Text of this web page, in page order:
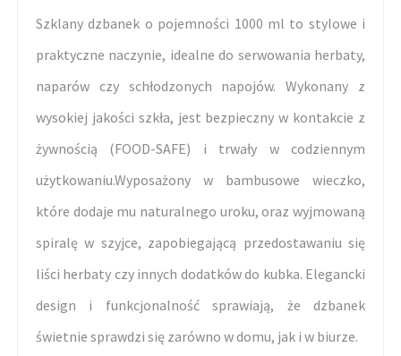
Szklany dzbanek o pojemności 1000 ml to stylowe i
praktyczne naczynie, idealne do serwowania herbaty,
naparów czy schłodzonych napojów. Wykonany z
wysokiej jakości szkła, jest bezpieczny w kontakcie z
żywnością (FOOD-SAFE) i trwały w codziennym
użytkowaniu.Wyposażony w bambusowe wieczko,
które dodaje mu naturalnego uroku, oraz wyjmowaną
spiralę w szyjce, zapobiegającą przedostawaniu się
liści herbaty czy innych dodatków do kubka. Elegancki
design i funkcjonalność sprawiają, że dzbanek
świetnie sprawdzi się zarówno w domu, jak i w biurze.